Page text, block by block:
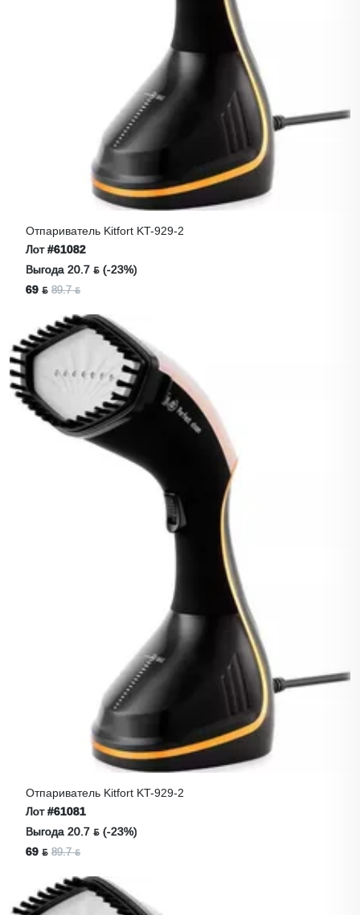
Отпариватель Kitfort KT-929-2
Лот#61082
Выгода 20.7 ƃ (-23%)
69 ƃ 89.7 ƃ
Отпариватель Kitfort KT-929-2
Лот#61081
Выгода 20.7 ƃ (-23%)
69 ƃ 89.7 ƃ